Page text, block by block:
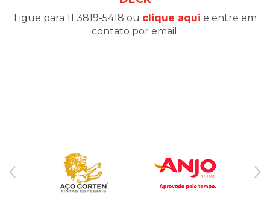
Ligue para 11 3819-5418 ou clique aqui e entre em
contato por email.